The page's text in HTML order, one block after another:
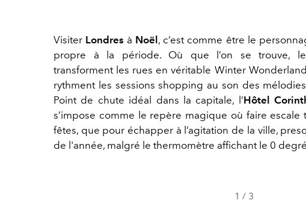
Visiter Londres à Noël , c’est comme être le
propre à la période. Où que l’on se trouve,
transforment les rues en véritable Winter
rythment les sessions shopping au son des
Point de chute idéal dans la capitale, l’Hôtel
s’impose comme le repère magique où faire
fêtes, que pour échapper à l’agitation de la ville,
de l'année, malgré le thermomètre affichant le 0
1 / 3